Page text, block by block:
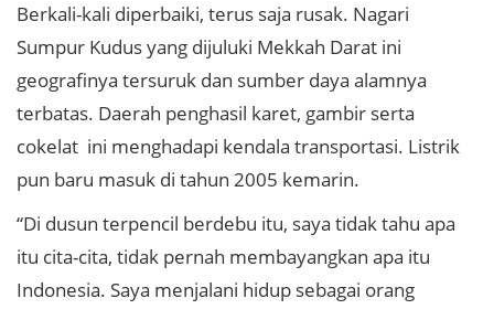
Berkali-kali diperbaiki, terus saja rusak. Nagari
Sumpur Kudus yang dijuluki Mekkah Darat ini
geografinya tersuruk dan sumber daya alamnya
terbatas. Daerah penghasil karet, gambir serta
cokelat ini menghadapi kendala transportasi. Listrik
pun baru masuk di tahun 2005 kemarin.
“Di dusun terpencil berdebu itu, saya tidak tahu apa
itu cita-cita, tidak pernah membayangkan apa itu
Indonesia. Saya menjalani hidup sebagai orang